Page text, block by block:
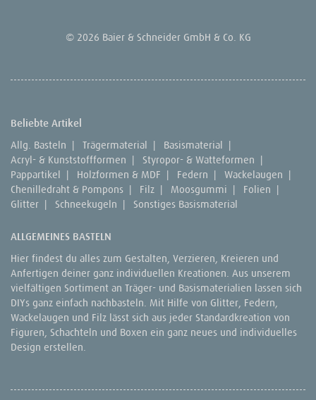
© 2026 Baier & Schneider GmbH & Co. KG
Beliebte Artikel
Allg. Basteln | Trägermaterial | Basismaterial |
Acryl- & Kunststoffformen | Styropor- & Watteformen |
Pappartikel | Holzformen & MDF | Federn | Wackelaugen |
Chenilledraht & Pompons | Filz | Moosgummi | Folien |
Glitter | Schneekugeln | Sonstiges Basismaterial
ALLGEMEINES BASTELN
Hier findest du alles zum Gestalten, Verzieren, Kreieren und
Anfertigen deiner ganz individuellen Kreationen. Aus unserem
vielfältigen Sortiment an Träger- und Basismaterialien lassen sich
DIYs ganz einfach nachbasteln. Mit Hilfe von Glitter, Federn,
Wackelaugen und Filz lässt sich aus jeder Standardkreation von
Figuren, Schachteln und Boxen ein ganz neues und individuelles
Design erstellen.